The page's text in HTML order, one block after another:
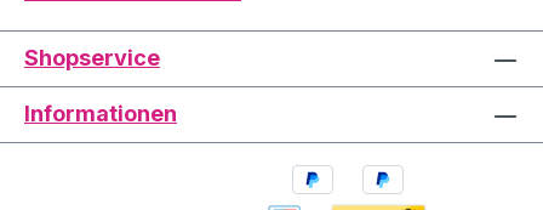
Shopservice
Informationen